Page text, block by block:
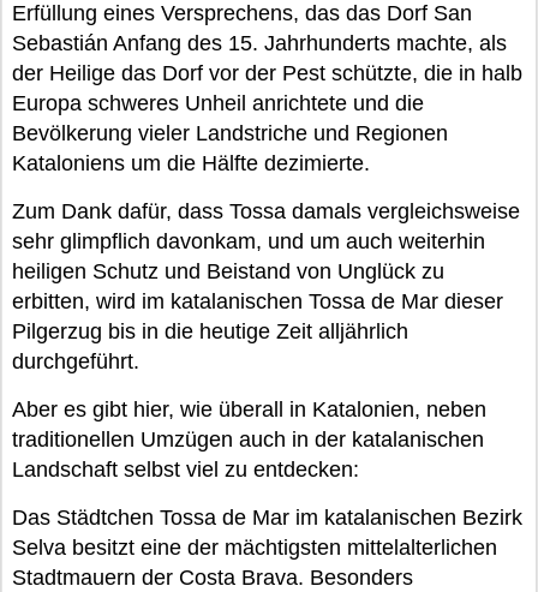
Erfüllung eines Versprechens, das das Dorf San
Sebastián Anfang des 15. Jahrhunderts machte, als
der Heilige das Dorf vor der Pest schützte, die in halb
Europa schweres Unheil anrichtete und die
Bevölkerung vieler Landstriche und Regionen
Kataloniens um die Hälfte dezimierte.
Zum Dank dafür, dass Tossa damals vergleichsweise
sehr glimpflich davonkam, und um auch weiterhin
heiligen Schutz und Beistand von Unglück zu
erbitten, wird im katalanischen Tossa de Mar dieser
Pilgerzug bis in die heutige Zeit alljährlich
durchgeführt.
Aber es gibt hier, wie überall in Katalonien, neben
traditionellen Umzügen auch in der katalanischen
Landschaft selbst viel zu entdecken:
Das Städtchen Tossa de Mar im katalanischen Bezirk
Selva besitzt eine der mächtigsten mittelalterlichen
Stadtmauern der Costa Brava. Besonders